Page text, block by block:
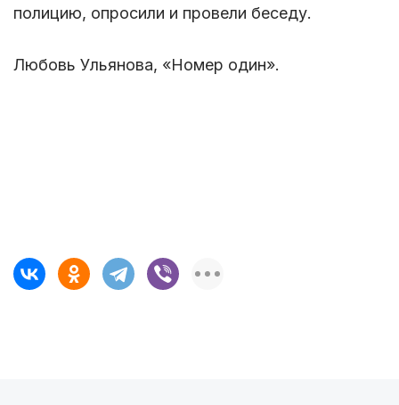
полицию, опросили и провели беседу.
Любовь Ульянова, «Номер один».